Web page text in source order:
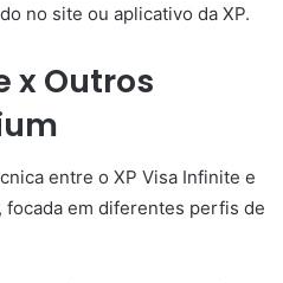
no site ou aplicativo da XP.
x Outros
entre o XP Visa Infinite e
em diferentes perfis de